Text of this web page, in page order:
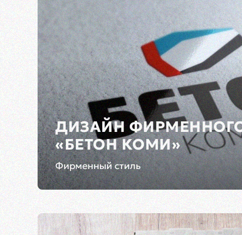
ДИЗАЙН
«БЕТОН КОМИ»
Фирменный стиль